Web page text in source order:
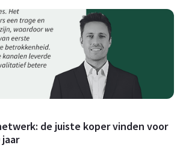
de juiste koper vinden voor